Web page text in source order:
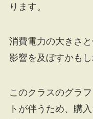
ります。
消費電力の大きさ
影響を及ぼすかもし
このクラスのグラ
トが伴うため、購